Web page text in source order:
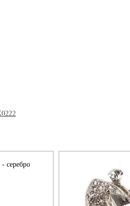
серебро